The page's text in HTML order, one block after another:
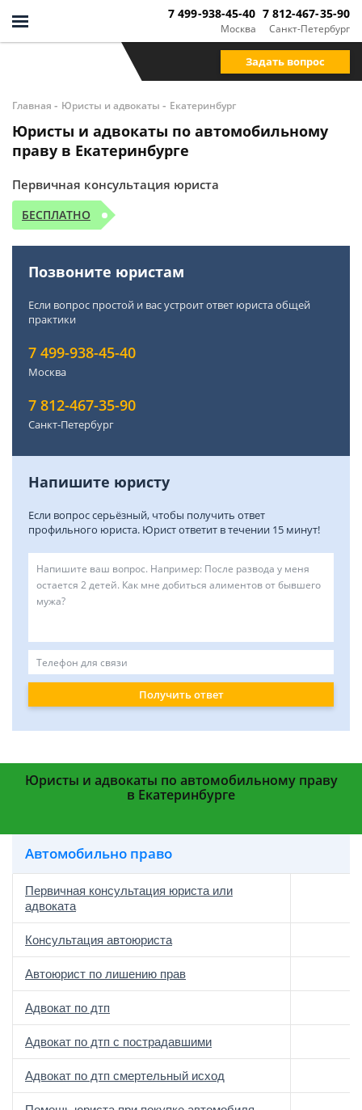
Москва
7 499-938-45-40
Санкт-Петербург
7 812-467-35-90
Задать вопрос
Главная - Юристы и адвокаты - Екатеринбург
Юристы и адвокаты по автомобильному
праву в Екатеринбурге
Первичная консультация юриста
БЕСПЛАТНО
Позвоните юристам
Если вопрос простой и вас устроит ответ юриста общей
практики
7 499-938-45-40
Москва
7 812-467-35-90
Санкт-Петербург
Напишите юристу
Если вопрос серьёзный, чтобы получить ответ
профильного юриста. Юрист ответит в течении 15 минут!
Получить ответ
Юристы и адвокаты по автомобильному праву
в Екатеринбурге
Автомобильно право
Первичная консультация юриста или
адвоката
Консультация автоюриста
Автоюрист по лишению прав
Адвокат по дтп
Адвокат по дтп с пострадавшими
Адвокат по дтп смертельный исход